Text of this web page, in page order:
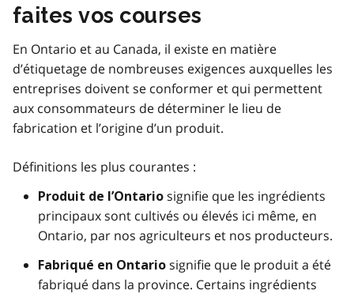
faites vos courses
En Ontario et au Canada, il existe en matière
d’étiquetage de nombreuses exigences auxquelles les
entreprises doivent se conformer et qui permettent
aux consommateurs de déterminer le lieu de
fabrication et l’origine d’un produit.
Définitions les plus courantes :
Produit de l’Ontario signifie que les ingrédients
principaux sont cultivés ou élevés ici même, en
Ontario, par nos agriculteurs et nos producteurs.
Fabriqué en Ontario signifie que le produit a été
fabriqué dans la province. Certains ingrédients